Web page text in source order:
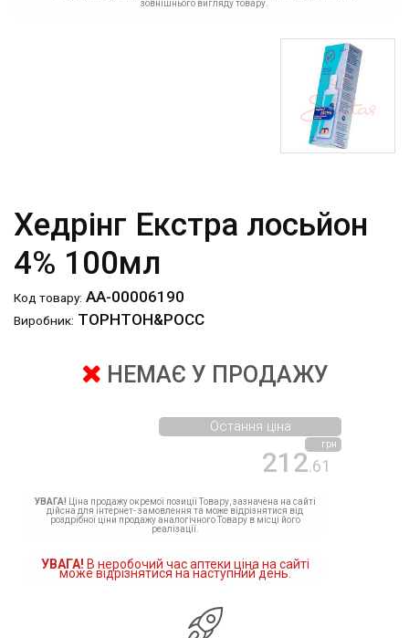
зовнішнього вигляду товару.
Хедрінг Екстра лосьйон
4% 100мл
Код товару: АА-00006190
Виробник: ТОРНТОН&РОСС
НЕМАЄ У ПРОДАЖУ
212.61
грн
Остання ціна
УВАГА! Ціна продажу окремої позиції Товару, зазначена на сайті
дійсна для інтернет- замовлення та може відрізнятися від
роздрібної ціни продажу аналогічного Товару в місці його
реалізації.
УВАГА! В неробочий час аптеки ціна на сайті
може відрізнятися на наступний день.